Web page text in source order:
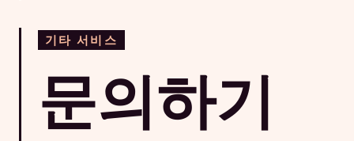
기타 서비스
문의하기